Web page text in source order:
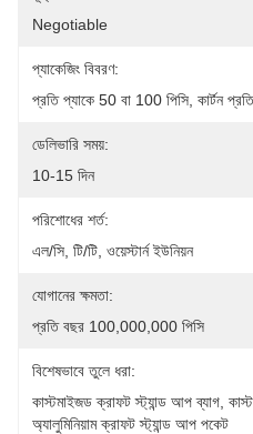
Negotiable
প্যাকেজিং বিবরণ:
প্রতি প্যাকে 50 বা 100 পিসি, কার্টন
ডেলিভারি সময়:
10-15 দিন
পরিশোধের শর্ত:
এল/সি, টি/টি, ওয়েস্টার্ন ইউনিয়ন
যোগানের ক্ষমতা:
প্রতি বছর 100,000,000 পিসি
বিশেষভাবে তুলে ধরা:
কাস্টমাইজড ক্রাফট স্ট্যান্ড আপ ব্যাগ
অ্যালুমিনিয়াম ক্রাফট স্ট্যান্ড আপ পকেট